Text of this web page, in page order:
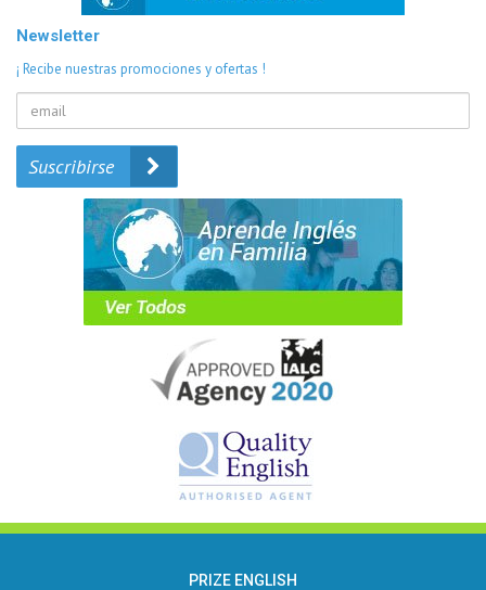
Newsletter
¡ Recibe nuestras promociones y ofertas !
Suscribirse
PRIZE ENGLISH